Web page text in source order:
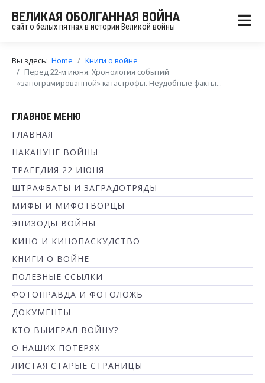
ВЕЛИКАЯ ОБОЛГАННАЯ ВОЙНА
сайт о белых пятнах в истории Великой войны
Вы здесь: Home
Книги о войне
Перед 22-м июня. Хронология событий
«запограмированной» катастрофы. Неудобные факты...
ГЛАВНОЕ МЕНЮ
ГЛАВНАЯ
НАКАНУНЕ ВОЙНЫ
ТРАГЕДИЯ 22 ИЮНЯ
ШТРАФБАТЫ И ЗАГРАДОТРЯДЫ
МИФЫ И МИФОТВОРЦЫ
ЭПИЗОДЫ ВОЙНЫ
КИНО И КИНОПАСКУДСТВО
КНИГИ О ВОЙНЕ
ПОЛЕЗНЫЕ ССЫЛКИ
ФОТОПРАВДА И ФОТОЛОЖЬ
ДОКУМЕНТЫ
КТО ВЫИГРАЛ ВОЙНУ?
О НАШИХ ПОТЕРЯХ
ЛИСТАЯ СТАРЫЕ СТРАНИЦЫ